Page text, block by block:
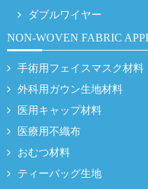
ダブルワイヤー
NON-WOVEN FABRIC
手術用フェイスマスク材料
外科用ガウン生地材料
医用キャップ材料
医療用不織布
おむつ材料
ティーバッグ生地